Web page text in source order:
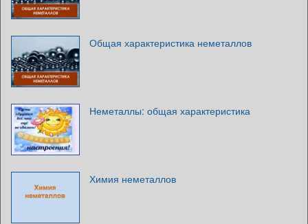
Общая характеристика неметаллов
Неметаллы: общая характеристика
Химия неметаллов